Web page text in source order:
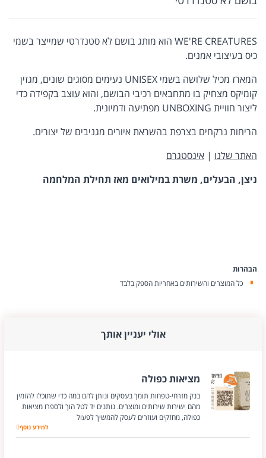
WE'RE CREATURES הוא מותג בושם לא סטנדרטי שמייצר בשמי
כיס בעיצובי אמנים.
המארז מכיל שלושה בשמי UNISEX נעימים מסוגים שונים, מגזין
קומיקס מצחיק בו מתחבאים רכיבי הבושם, והוא עוצב בקפידה כדי
ליצור חוויית UNBOXING מפתיעה ודמיונית.
הריחות נרקחים בצרפת בהשראת איורים מגניבים של יצורים.
האתר שלנו | אינסטגרם
ניצן, הבעלים, משרת במילואים מאז תחילת המלחמה
הבהרות
כל המוצרים והשירותים באחריות הספק בלבד
אולי יעניין אותך
מציאות כפולה
בנק מזרחי-טפחות תומך בעסקים ונותן להם במה כדי שתוכלו להזמין
מהם ישירות שירותים ומוצרים. נותנים יד לטל הוך ולספרו מציאות
כפולה, מחזקים ועוזרים לעסק להמשיך לפעול
מציאות כפולה
למידע נוסף